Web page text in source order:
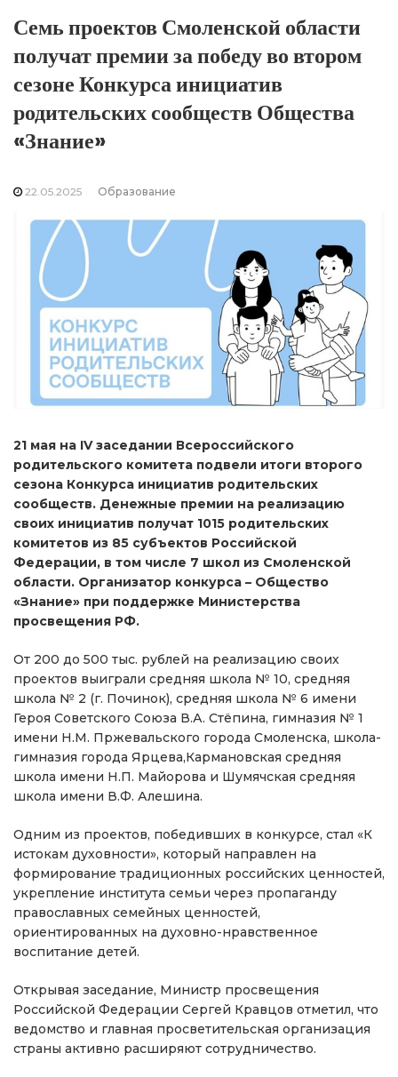
Семь проектов Смоленской области
получат премии за победу во втором
сезоне Конкурса инициатив
родительских сообществ Общества
«Знание»
22.05.2025 Образование
21 мая на IV заседании Всероссийского
родительского комитета подвели итоги второго
сезона Конкурса инициатив родительских
сообществ. Денежные премии на реализацию
своих инициатив получат 1015 родительских
комитетов из 85 субъектов Российской
Федерации, в том числе 7 школ из Смоленской
области. Организатор конкурса – Общество
«Знание» при поддержке Министерства
просвещения РФ.
От 200 до 500 тыс. рублей на реализацию своих
проектов выиграли средняя школа № 10, средняя
школа № 2 (г. Починок), средняя школа № 6 имени
Героя Советского Союза В.А. Стёпина, гимназия № 1
имени Н.М. Пржевальского города Смоленска, школа-
гимназия города Ярцева,Кармановская средняя
школа имени Н.П. Майорова и Шумячская средняя
школа имени В.Ф. Алешина.
Одним из проектов, победивших в конкурсе, стал «К
истокам духовности», который направлен на
формирование традиционных российских ценностей,
укрепление института семьи через пропаганду
православных семейных ценностей,
ориентированных на духовно-нравственное
воспитание детей.
Открывая заседание, Министр просвещения
Российской Федерации Сергей Кравцов отметил, что
ведомство и главная просветительская организация
страны активно расширяют сотрудничество.